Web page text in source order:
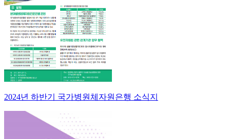
2024년 하반기 국가병원체자원은행 소식지